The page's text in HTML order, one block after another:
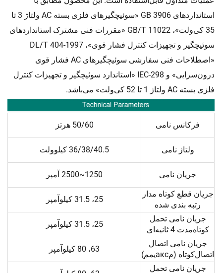
استانداردهای GB 3906 «سوئیچگیرهای فلزی بسته AC ولتاژ 3 تا
35 کی‌ولت»، GB/T 11022 «مقررات فنی مشترک استانداردهای
سوئیچگیر و تجهیزات کنترل فشار قوی»، DL/T 404-1997
«اصطلاحات فنی سفارشی سوئیچگیرهای AC فشار قوی
درون‌سرایی» و IEC-298 «استاندارد سوئیچگیر و تجهیزات کنترل
فلزی بسته AC ولتاژ 1 تا 52 کی‌ولت» می‌باشد.
فرکانس نامی 50/60 هرتز
ولتاژ نامی 36/38/40.5 کیلوولت
جریان نامی 1250~2500 آمپر
جریان قطع کوتاه مدار
رتبه بندی شده
25، 31.5 کیلوآمپر
جریان نامی تحمل
کوتاه‌مدت 4 ثانیه‌ای
25، 31.5 کیلوآمپر
جریان نامی اتصال
اتصال‌کوتاه (مаксیمم)
63، 80 کیلوآمپر
جریان نامی تحمل